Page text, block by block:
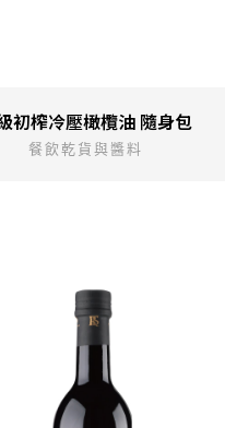
初榨冷壓橄欖油 隨身包
餐飲乾貨與醬料